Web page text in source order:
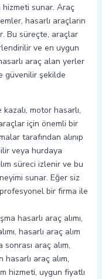
hizmeti sunar. Araç
hasarlı araçların
Bu süreçte, araçlar
ve en uygun
araç alan yerler
güvenilir şekilde
kazalı, motor hasarlı,
için önemli bir
tarafından alınıp
veya hurdaya
süreci izlenir ve bu
sunar. Eğer siz
profesyonel bir firma ile
hasarlı araç alımı,
hasarlı araç alım
sonrası araç alım,
hasarlı araç alım,
hizmeti, uygun fiyatlı